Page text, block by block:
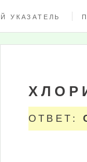
УКАЗАТЕЛЬ
ОТВЕТ: